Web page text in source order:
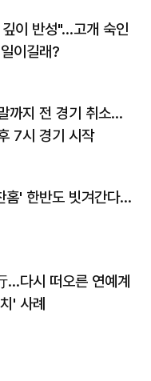
이 반성"…고개 숙인
이길래?
까지 전 경기 취소…
7시 경기 시작
홈' 한반도 빗겨간다…
…다시 떠오른 연예계
' 사례